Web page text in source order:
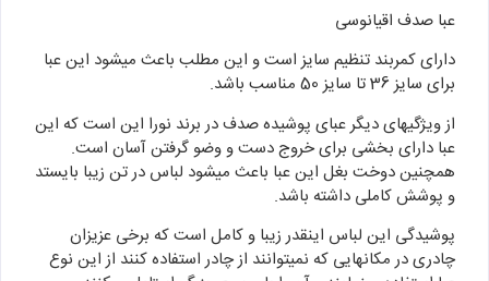
عبا صدف اقیانوسی
دارای کمربند تنظیم سایز است و این مطلب باعث میشود این عبا
برای سایز 36 تا سایز 50 مناسب باشد.
از ویژگیهای دیگر عبای پوشیده صدف در برند نورا این است که این
عبا دارای بخشی برای خروج دست و وضو گرفتن آسان است.
همچنین دوخت بغل این عبا باعث میشود لباس در تن زیبا بایستد
و پوشش کاملی داشته باشد.
پوشیدگی این لباس اینقدر زیبا و کامل است که برخی عزیزان
چادری در مکانهایی که نمیتوانند از چادر استفاده کنند از این نوع